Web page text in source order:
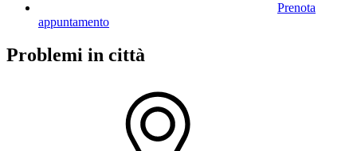
Prenota
appuntamento
Problemi in città